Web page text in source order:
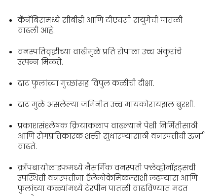
कॅनॅबिसमध्ये सीबीडी आणि टीएचसी संयुगेची पातळी
वाढली आहे.
वनस्पतिवृद्धीच्या वाढीमुळे प्रति रोपाला उच्च अंकुरांचे
उत्पन्न मिळते.
दाट फुलांच्या गुच्छांसह विपुल कळीची दीक्षा.
दाट मुळे असलेल्या जमिनीत उच्च मायकोरायझल बुरशी.
प्रकाशसंश्लेषक क्रियाकलाप वाढल्याने पेशी निर्मितीसाठी
आणि रोगप्रतिकारक शक्ती सुधारण्यासाठी वनस्पतींची ऊर्जा
वाढते.
क्रॉपबायोलाइफमध्ये नैसर्गिक वनस्पती फ्लेव्होनॉइड्सची
उपस्थिती वनस्पतींना ऍलेलोकेमिकल्सशी लढण्यास आणि
फुलांच्या कळ्यांमध्ये टेरपीन पातळी वाढविण्यात मदत